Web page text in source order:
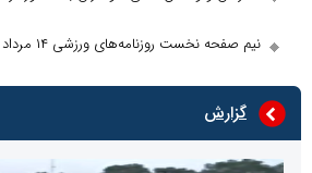
روزنامه‌های ورزشی ۱۴ مرداد (۱ نظر)